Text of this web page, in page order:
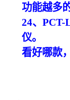
功能越多
24、PCT-
仪。
看好哪款